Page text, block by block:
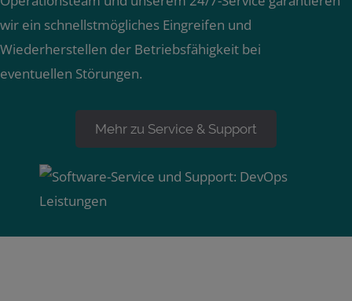
wir ein schnellstmögliches Eingreifen und
Wiederherstellen der Betriebsfähigkeit bei
eventuellen Störungen.
Mehr zu Service & Support